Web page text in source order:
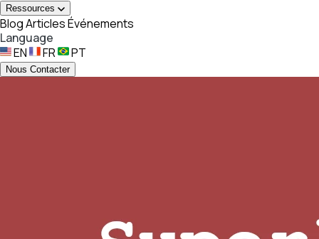
Ressources
BlogArticlesÉvénements
Language
EN
FR PT
Nous Contacter